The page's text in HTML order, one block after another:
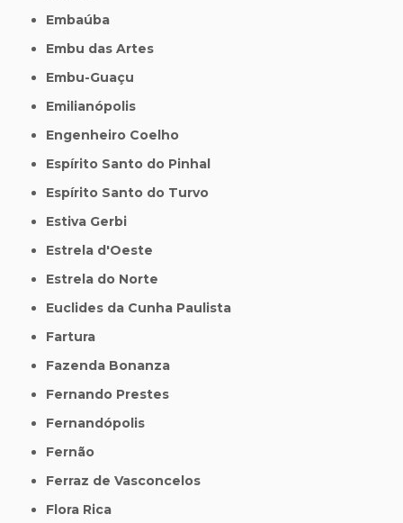
Embaúba
Embu das Artes
Embu-Guaçu
Emilianópolis
Engenheiro Coelho
Espírito Santo do Pinhal
Espírito Santo do Turvo
Estiva Gerbi
Estrela d'Oeste
Estrela do Norte
Euclides da Cunha Paulista
Fartura
Fazenda Bonanza
Fernando Prestes
Fernandópolis
Fernão
Ferraz de Vasconcelos
Flora Rica